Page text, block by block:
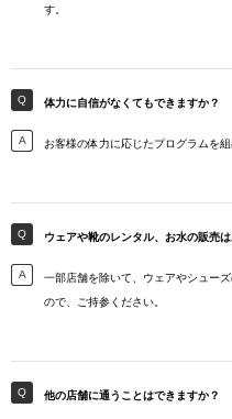
す。
体力に自信がなくてもできますか？
お客様の体力に応じたプログラムを
ウェアや靴のレンタル、お水の販売
一部店舗を除いて、ウェアやシュー
ので、ご持参ください。
他の店舗に通うことはできますか？